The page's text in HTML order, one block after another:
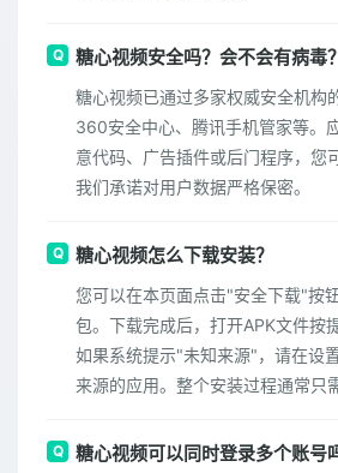
糖心视频安全吗？会不会有病毒？
糖心视频已通过多家权威安全机构
360安全中心、腾讯手机管家等。
意代码、广告插件或后门程序，您
我们承诺对用户数据严格保密。
糖心视频怎么下载安装？
您可以在本页面点击"安全下载"按
包。下载完成后，打开APK文件按
如果系统提示"未知来源"，请在设
来源的应用。整个安装过程通常只
糖心视频可以同时登录多个账号